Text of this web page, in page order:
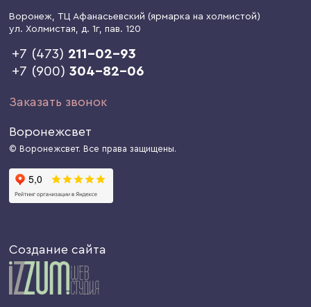
Воронеж, ТЦ Афанасьевский (ярмарка на холмистой)
ул. Холмистая, д. 1г, пав. 120
+7 (473) 211-02-93
+7 (900)304-82-06
Заказать звонок
Воронежсвет
© Воронежсвет. Все права защищены.
Создание сайта